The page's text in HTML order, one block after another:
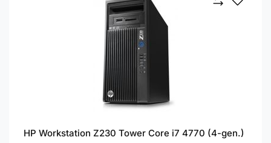
HP Workstation Z230 Tower Core i7 4770 (4-gen.)